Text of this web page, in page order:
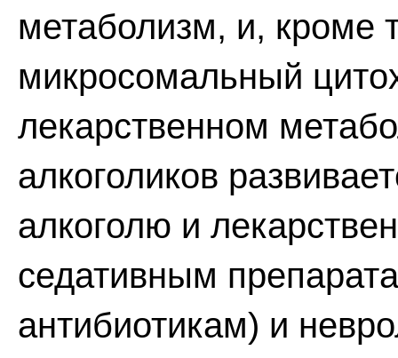
метаболизм, и, кроме
микросомальный
лекарственном
алкоголиков
алкоголю и
седативным
антибиотикам) и